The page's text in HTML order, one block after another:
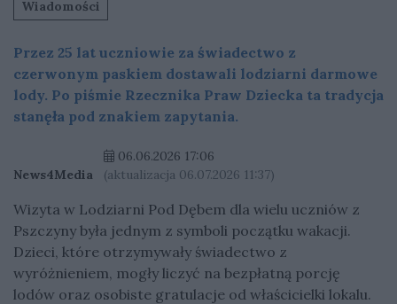
Wiadomości
Przez 25 lat uczniowie za świadectwo z
czerwonym paskiem dostawali lodziarni darmowe
lody. Po piśmie Rzecznika Praw Dziecka ta tradycja
stanęła pod znakiem zapytania.
News4Media
06.06.2026 17:06
(aktualizacja 06.07.2026 11:37)
Wizyta w Lodziarni Pod Dębem dla wielu uczniów z
Pszczyny była jednym z symboli początku wakacji.
Dzieci, które otrzymywały świadectwo z
wyróżnieniem, mogły liczyć na bezpłatną porcję
lodów oraz osobiste gratulacje od właścicielki lokalu.